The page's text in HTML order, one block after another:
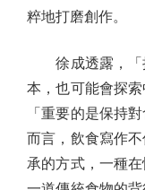
粹地打磨創作。
徐成透露，「
本，也可能會探
「重要的是保持
而言，飲食寫作
承的方式，一種